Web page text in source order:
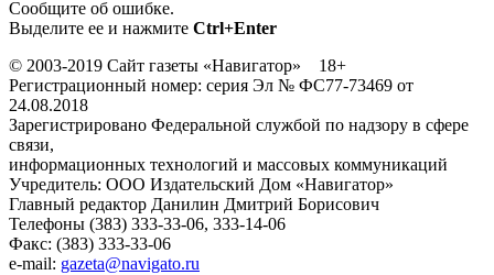
Сообщите об ошибке.
Выделите ее и нажмите Ctrl+Enter
© 2003-2019 Сайт газеты «Навигатор» 18+
Регистрационный номер: серия Эл № ФС77-73469 от
24.08.2018
Зарегистрировано Федеральной службой по надзору в сфере
связи,
информационных технологий и массовых коммуникаций
Учредитель: ООО Издательский Дом «Навигатор»
Главный редактор Данилин Дмитрий Борисович
Телефоны (383) 333-33-06, 333-14-06
Факс: (383) 333-33-06
e-mail: gazeta@navigato.ru